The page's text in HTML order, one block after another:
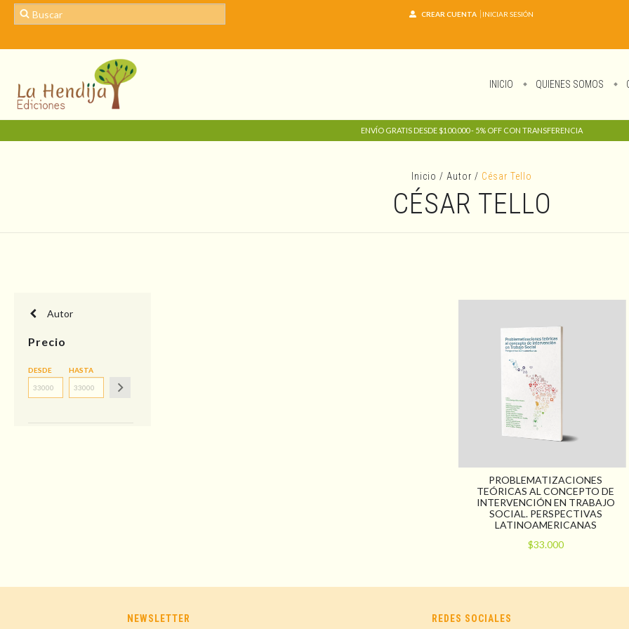
CREAR CUENTA INICIAR SESIÓN
INICIO QUIENES SOMOS
ENVÍO GRATIS DESDE $100.000 - 5% OFF CON TRANSFERENCIA
Inicio / Autor / César Tello
CÉSAR TELLO
Autor
Precio
DESDE HASTA
PROBLEMATIZACIONES
TEÓRICAS AL CONCEPTO DE
INTERVENCIÓN EN TRABAJO
SOCIAL. PERSPECTIVAS
LATINOAMERICANAS
$33.000
NEWSLETTER REDES SOCIALES